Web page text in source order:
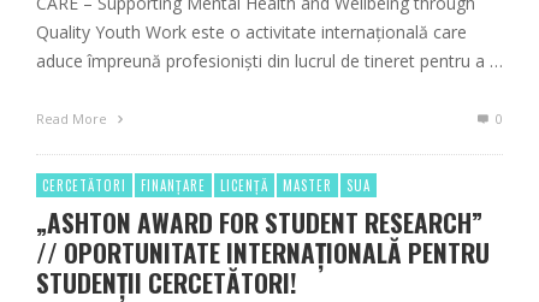
Quality Youth Work este o activitate internațională care
aduce împreună profesioniști din lucrul de tineret pentru a …
Read More 0
CERCETĂTORI FINANȚARE LICENȚĂ MASTER SUA
„ASHTON AWARD FOR STUDENT RESEARCH”
// OPORTUNITATE INTERNAȚIONALĂ PENTRU
STUDENȚII CERCETĂTORI!